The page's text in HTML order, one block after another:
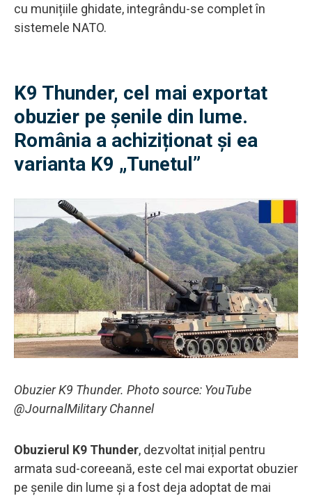
cu munițiile ghidate, integrându-se complet în
sistemele NATO.
K9 Thunder, cel mai exportat
obuzier pe șenile din lume.
România a achiziționat și ea
varianta K9 „Tunetul”
Obuzier K9 Thunder. Photo source: YouTube
@JournalMilitary Channel
Obuzierul K9 Thunder, dezvoltat inițial pentru
armata sud-coreeană, este cel mai exportat obuzier
pe șenile din lume și a fost deja adoptat de mai